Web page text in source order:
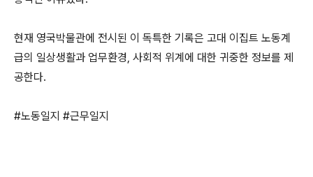
현재 영국박물관에 전시된 이 독특한 기록은 고대 이집트 노동계
급의 일상생활과 업무환경, 사회적 위계에 대한 귀중한 정보를 제
공한다.
#노동일지 #근무일지